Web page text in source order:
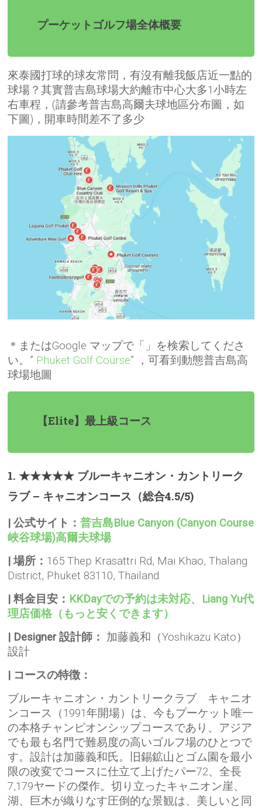
プーケットゴルフ場全体概要
來泰國打球的球友常問，有沒有離我飯店近一點的
球場？其實普吉島球場大約離市中心大多1小時左
右車程，(請參考普吉島高爾夫球地區分布圖，如
下圖)，開車時間差不了多少
＊またはGoogle マップで「」を検索してくださ
い。” Phuket Golf Course” ，可看到動態普吉島高
球場地圖
【Elite】最上級コース
1. ★★★★★ ブルーキャニオン・カントリーク
ラブ – キャニオンコース（総合4.5/5)
| 公式サイト：普吉島Blue Canyon (Canyon Course
峽谷球場)高爾夫球場
| 場所： 165 Thep Krasattri Rd, Mai Khao, Thalang
District, Phuket 83110, Thailand
| 料金目安： KKDayでの予約は未対応、 Liang Yu代
理店価格（もっと安くできます）
| Designer 設計師： 加藤義和（Yoshikazu Kato）
設計
| コースの特徴：
ブルーキャニオン・カントリークラブ キャニオ
ンコース（1991年開場）は、今もプーケット唯一
の本格チャンピオンシップコースであり、アジア
でも最も名門で難易度の高いゴルフ場のひとつで
す。設計は加藤義和氏。旧錫鉱山とゴム園を最小
限の改変でコースに仕立て上げたパー72、全長
7,179ヤードの傑作。切り立ったキャニオン崖、
湖、巨木が織りなす圧倒的な景観は、美しいと同